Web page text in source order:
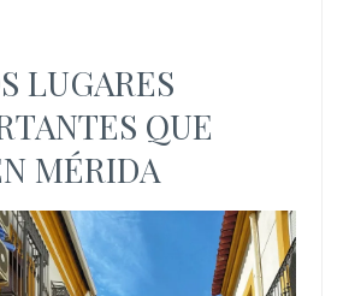
LUGARES
QUE
MÉRIDA